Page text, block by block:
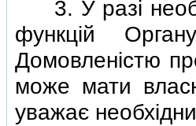
3. У разi
функцiй
Домовленiстю
може мати
уважає